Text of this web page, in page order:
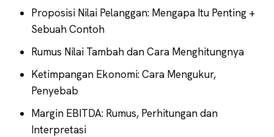
Proposisi Nilai Pelanggan: Mengapa Itu Penting +
Sebuah Contoh
Rumus Nilai Tambah dan Cara Menghitungnya
Ketimpangan Ekonomi: Cara Mengukur,
Penyebab
Margin EBITDA: Rumus, Perhitungan dan
Interpretasi